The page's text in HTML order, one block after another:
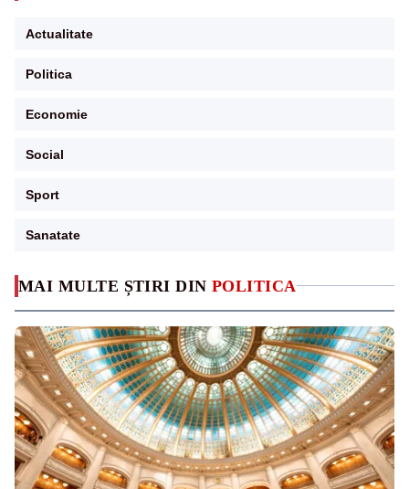
MAI MULTE ȘTIRI DIN POLITICA
Actualitate
Politica
Economie
Social
Sport
Sanatate